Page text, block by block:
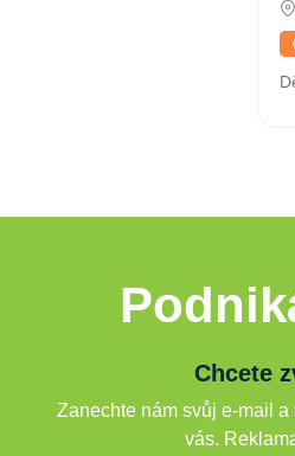
Chcete
Zanechte nám svůj e-mail
vás.